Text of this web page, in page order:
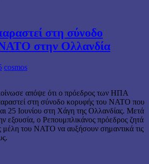
στη σύνοδο
στην Ολλανδία
cosmos
απόψε ότι ο πρόεδρος των ΗΠΑ
στη σύνοδο κορυφής του ΝΑΤΟ που
25 Ιουνίου στη Χάγη της Ολλανδίας. Μετά
εξουσία, ο Ρεπουμπλικάνος πρόεδρος ζητά
μέλη του ΝΑΤΟ να αυξήσουν σημαντικά τις